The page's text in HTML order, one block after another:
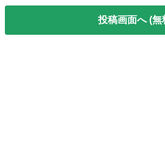
投稿画面へ (無